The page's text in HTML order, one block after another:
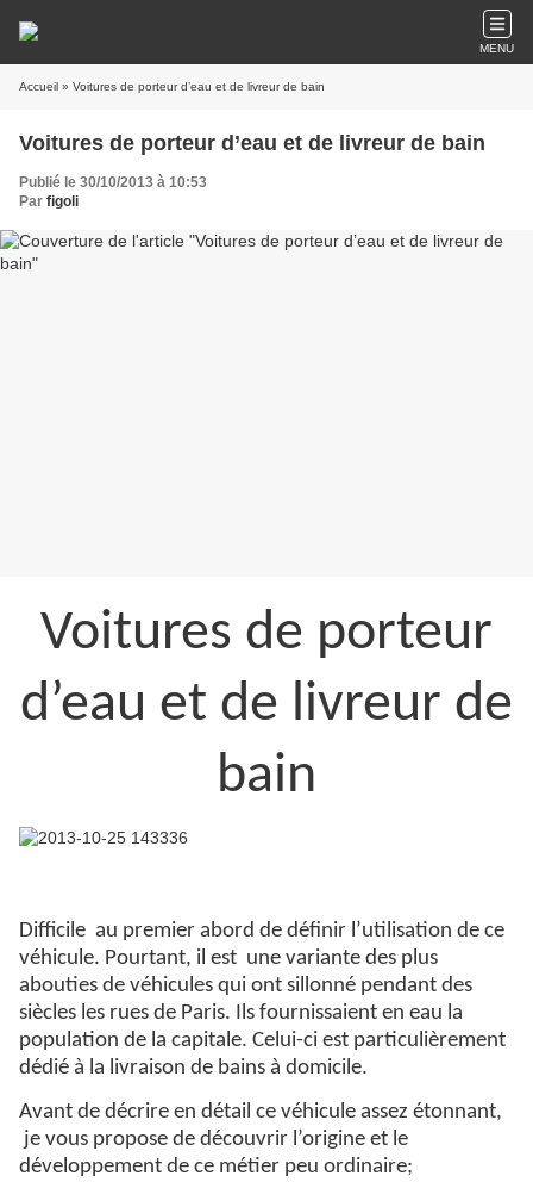
MENU
Accueil » Voitures de porteur d’eau et de livreur de bain
Voitures de porteur d’eau et de livreur de bain
Publié le 30/10/2013 à 10:53
Par figoli
Voitures de porteur
d’eau et de livreur de
bain
Difficile au premier abord de définir l’utilisation de ce
véhicule. Pourtant, il est une variante des plus
abouties de véhicules qui ont sillonné pendant des
siècles les rues de Paris. Ils fournissaient en eau la
population de la capitale. Celui-ci est particulièrement
dédié à la livraison de bains à domicile.
Avant de décrire en détail ce véhicule assez étonnant,
je vous propose de découvrir l’origine et le
développement de ce métier peu ordinaire;